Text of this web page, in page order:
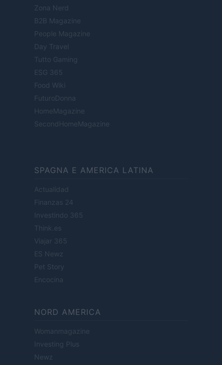
Zona Nerd
B2B Magazine
People Magazine
Day Travel
Tutto Gaming
ESG 365
Food Wiki
FuturoDonna
HomeMagazine
SecondHomeMagazine
SPAGNA E AMERICA LATINA
Actualidad
Finanzas 24
Investindo 365
Think.es
Viajar 365
ES Newz
Pet Story
Encocina
NORD AMERICA
Womanmagazine
Investing Plus
Newz